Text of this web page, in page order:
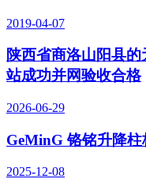
2019-04-07
陕西省商洛山阳县
站成功并网验收合格
2026-06-29
GeMinG 铬铭升降柱
2025-12-08